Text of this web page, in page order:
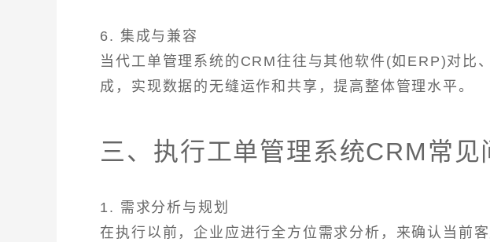
6. 集成与兼容
当代工单管理系统的CRM往往与其他软件(如ERP)对比
成，实现数据的无缝运作和共享，提高整体管理水平。
三、执行工单管理系统CRM常见
1. 需求分析与规划
在执行以前，企业应进行全方位需求分析，来确认当前